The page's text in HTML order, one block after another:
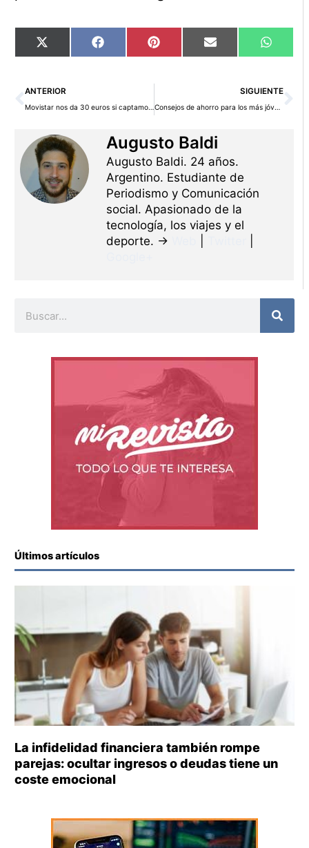
Compartir
en
X
(Twitter)
Compartir
en
Facebook Compartir
en
Pinterest Compartir
en
Email
en
Ant
ANTERIOR
Movistar nos da 30 euros si captamos otro cliente
SIGUIENTE
Consejos de ahorro para los más jóvenes
Augusto Baldi
Augusto Baldi. 24 años.
Argentino. Estudiante de
Periodismo y Comunicación
social. Apasionado de la
tecnología, los viajes y el
deporte. →
Últimos artículos
La infidelidad financiera también rompe
parejas: ocultar ingresos o deudas tiene un
coste emocional